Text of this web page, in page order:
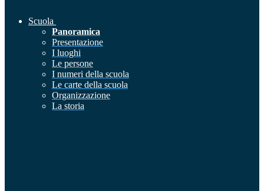
Scuola
Panoramica
Presentazione
I luoghi
Le persone
I numeri della scuola
Le carte della scuola
Organizzazione
La storia